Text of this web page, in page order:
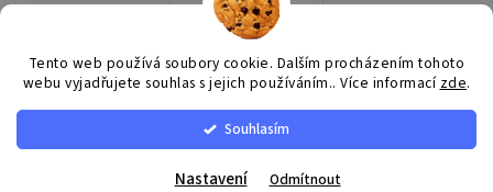
Tento web používá soubory cookie. Dalším procházením tohoto
webu vyjadřujete souhlas s jejich používáním.. Více informací zde.
Souhlasím
Nastavení Odmítnout
Surtep. Všechna práva vyhrazena.
VytvořilShoptet| DesignShoptak.cz